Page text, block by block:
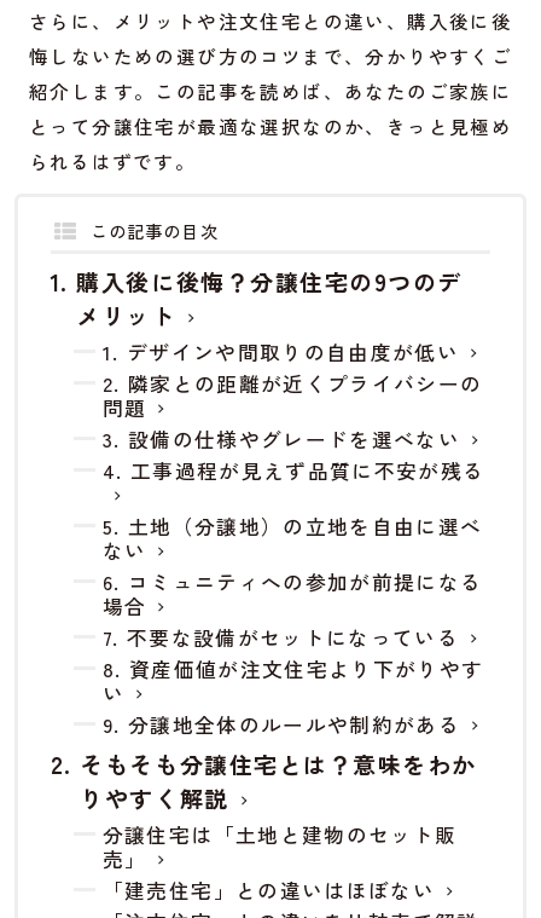
さらに、メリットや注文住宅との違い、購入後に後
悔しないための選び方のコツまで、分かりやすくご
紹介します。この記事を読めば、あなたのご家族に
とって分譲住宅が最適な選択なのか、きっと見極め
られるはずです。
この記事の目次
購入後に後悔？分譲住宅の9つのデ
メリット
1. デザインや間取りの自由度が低い
2. 隣家との距離が近くプライバシーの
問題
3. 設備の仕様やグレードを選べない
4. 工事過程が見えず品質に不安が残る
5. 土地（分譲地）の立地を自由に選べ
ない
6. コミュニティへの参加が前提になる
場合
7. 不要な設備がセットになっている
8. 資産価値が注文住宅より下がりやす
い
9. 分譲地全体のルールや制約がある
そもそも分譲住宅とは？意味をわか
りやすく解説
分譲住宅は「土地と建物のセット販
売」
「建売住宅」との違いはほぼない